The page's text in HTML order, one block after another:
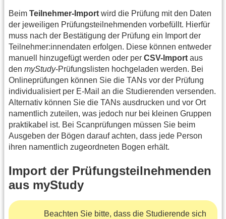
Beim Teilnehmer-Import wird die Prüfung mit den Daten
der jeweiligen Prüfungsteilnehmenden vorbefüllt. Hierfür
muss nach der Bestätigung der Prüfung ein Import der
Teilnehmer:innendaten erfolgen. Diese können entweder
manuell hinzugefügt werden oder per CSV-lmport aus
den myStudy-Prüfungslisten hochgeladen werden. Bei
Onlineprüfungen können Sie die TANs vor der Prüfung
individualisiert per E-Mail an die Studierenden versenden.
Alternativ können Sie die TANs ausdrucken und vor Ort
namentlich zuteilen, was jedoch nur bei kleinen Gruppen
praktikabel ist. Bei Scanprüfungen müssen Sie beim
Ausgeben der Bögen darauf achten, dass jede Person
ihren namentlich zugeordneten Bogen erhält.
Import der Prüfungsteilnehmenden
aus myStudy
Beachten Sie bitte, dass die Studierende sich